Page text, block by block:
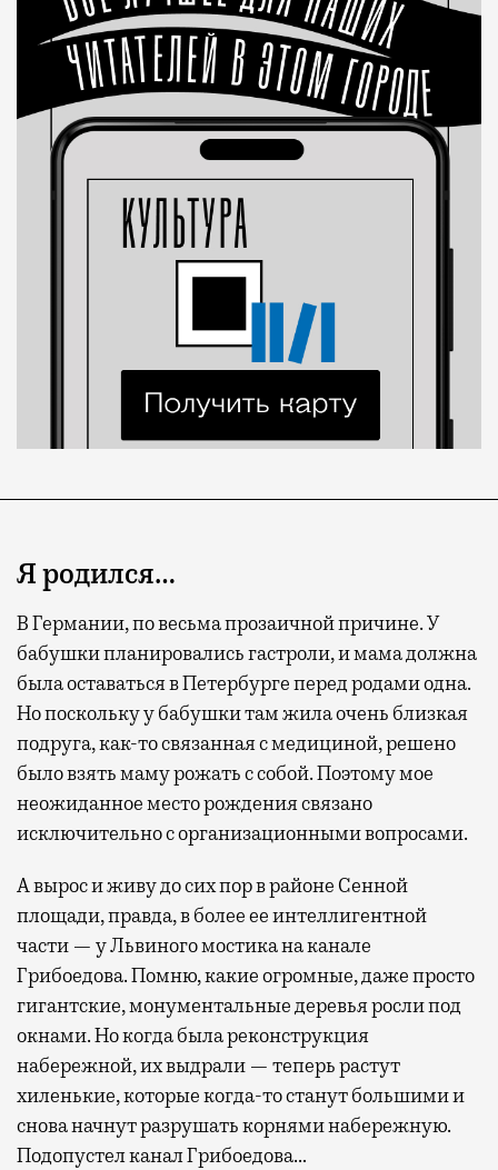
Я родился…
В Германии, по весьма прозаичной причине. У
бабушки планировались гастроли, и мама должна
была оставаться в Петербурге перед родами одна.
Но поскольку у бабушки там жила очень близкая
подруга, как-то связанная с медициной, решено
было взять маму рожать с собой. Поэтому мое
неожиданное место рождения связано
исключительно с организационными вопросами.
А вырос и живу до сих пор в районе Сенной
площади, правда, в более ее интеллигентной
части — у Львиного мостика на канале
Грибоедова. Помню, какие огромные, даже просто
гигантские, монументальные деревья росли под
окнами. Но когда была реконструкция
набережной, их выдрали — теперь растут
хиленькие, которые когда-то станут большими и
снова начнут разрушать корнями набережную.
Подопустел канал Грибоедова…